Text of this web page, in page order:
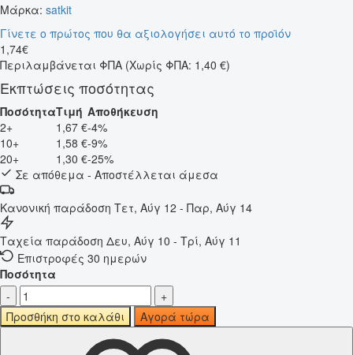
Μάρκα: satkit
Γίνετε ο πρώτος που θα αξιολογήσει αυτό το προϊόν
1 ,74€
Περιλαμβάνεται ΦΠΑ (Χωρίς ΦΠΑ: 1,40 €)
Εκπτώσεις ποσότητας
ΠοσότηταΤιμή Αποθήκευση
2+
1,67 €-4%
10+
1,58 €-9%
20+
1,30 €-25%
Σε απόθεμα - Αποστέλλεται άμεσα
Κανονική παράδοση Τετ, Αύγ 12 - Παρ, Αύγ 14
Ταχεία παράδοση Δευ, Αύγ 10 - Τρί, Αύγ 11
Επιστροφές 30 ημερών
Ποσότητα
-
+
Προσθήκη στο καλάθι
Αγορά τώρα